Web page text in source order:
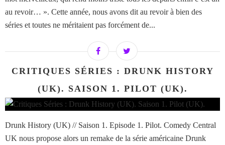
au revoir… ». Cette année, nous avons dit au revoir à bien des
séries et toutes ne méritaient pas forcément de...
CRITIQUES SÉRIES : DRUNK HISTORY
(UK). SAISON 1. PILOT (UK).
Drunk History (UK) // Saison 1. Episode 1. Pilot. Comedy Central
UK nous propose alors un remake de la série américaine Drunk